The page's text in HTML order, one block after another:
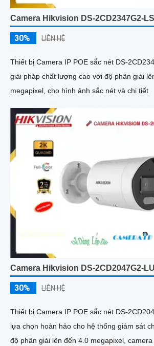
Camera Hikvision DS-2CD2347G2-
30% LIÊN HỆ
Thiết bị Camera IP POE sắc nét DS-
giải pháp chất lượng cao với độ phân giải
megapixel, cho hình ảnh sắc nét và chi tiết
Camera Hikvision DS-2CD2047G2-
30% LIÊN HỆ
Thiết bị Camera IP POE sắc nét DS-
lựa chọn hoàn hảo cho hệ thống giám sát
độ phân giải lên đến 4.0 megapixel,